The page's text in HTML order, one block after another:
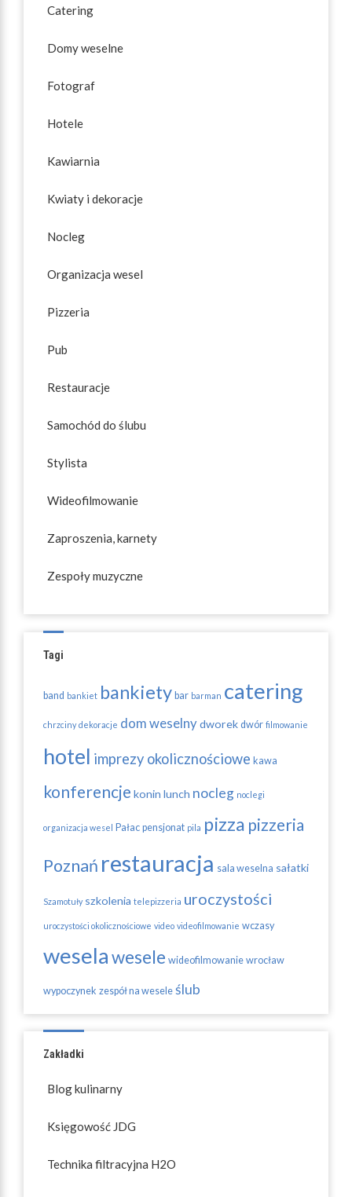
Catering
Domy weselne
Fotograf
Hotele
Kawiarnia
Kwiaty i dekoracje
Nocleg
Organizacja wesel
Pizzeria
Pub
Restauracje
Samochód do ślubu
Stylista
Wideofilmowanie
Zaproszenia, karnety
Zespoły muzyczne
Tagi
band bankiet bankiety bar barman catering
chrzciny dekoracje dom weselnydworek dwór filmowanie
hotel imprezy okolicznościowe kawa
konferencje konin lunch nocleg noclegi
organizacja wesel Pałac pensjonat pila pizza pizzeria
Poznań restauracja sala weselna sałatki
Szamotuły szkolenia telepizzeria uroczystości
uroczystości okolicznościowe video videofilmowanie wczasy
weselawesele wideofilmowanie wrocław
wypoczynek zespół na wesele ślub
Zakładki
Blog kulinarny
Księgowość JDG
Technika filtracyjna H2O